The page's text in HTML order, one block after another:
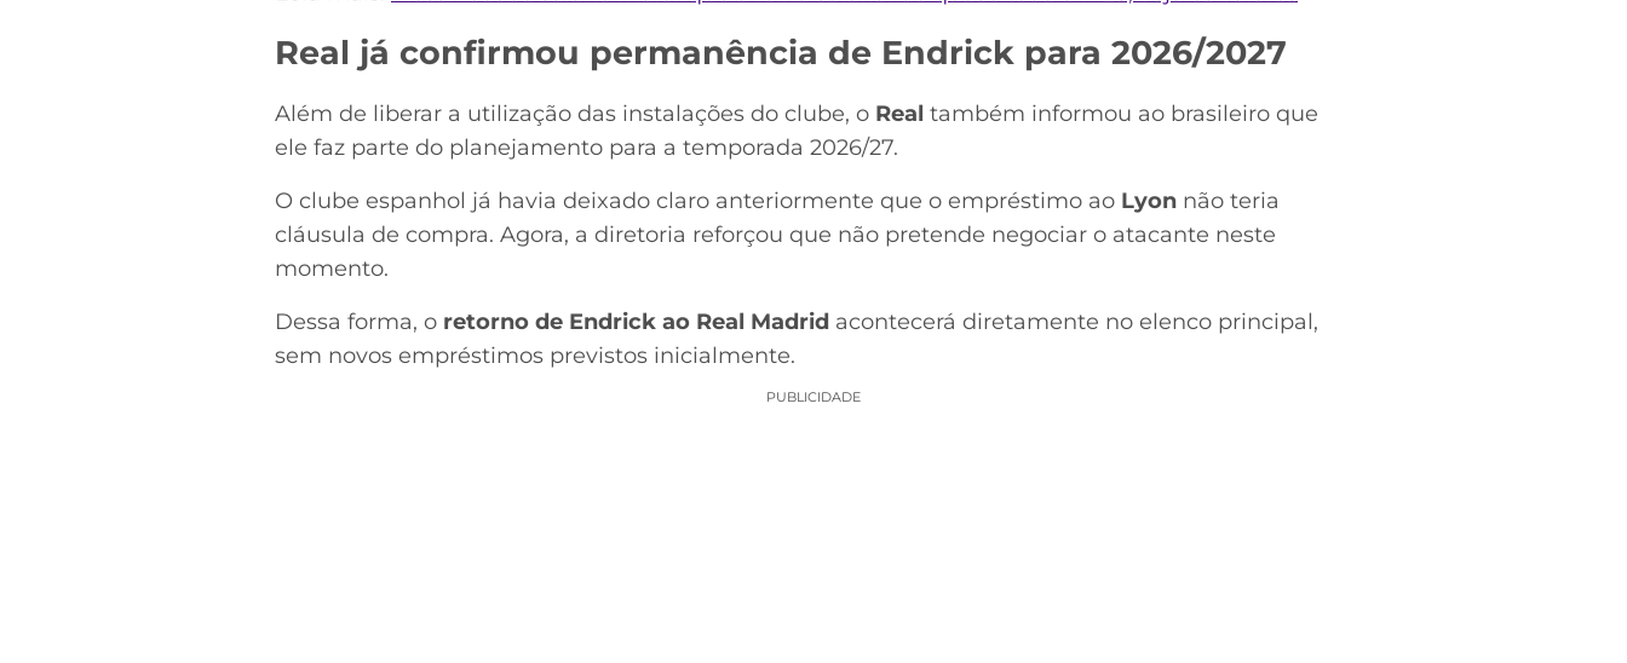
Real já confirmou permanência de Endrick para 2026/2027
Além de liberar a utilização das instalações do clube, o Real também informou ao brasileiro que
ele faz parte do planejamento para a temporada 2026/27.
O clube espanhol já havia deixado claro anteriormente que o empréstimo ao Lyon não teria
cláusula de compra. Agora, a diretoria reforçou que não pretende negociar o atacante neste
momento.
Dessa forma, o retorno de Endrick ao Real Madrid acontecerá diretamente no elenco principal,
sem novos empréstimos previstos inicialmente.
PUBLICIDADE